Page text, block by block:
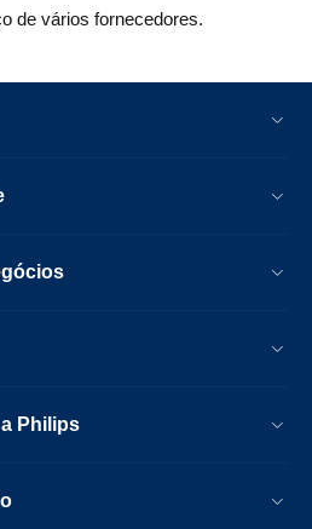
de vários fornecedores.
Philips